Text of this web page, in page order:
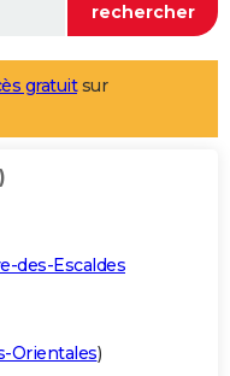
gratuitsur
des-Escaldes
Orientales)